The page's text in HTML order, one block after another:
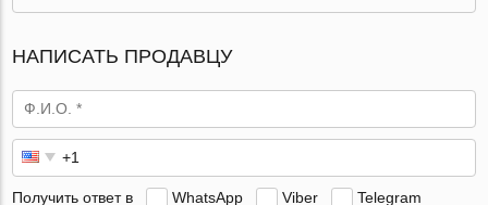
НАПИСАТЬ ПРОДАВЦУ
Получить ответ в WhatsApp Viber Telegram